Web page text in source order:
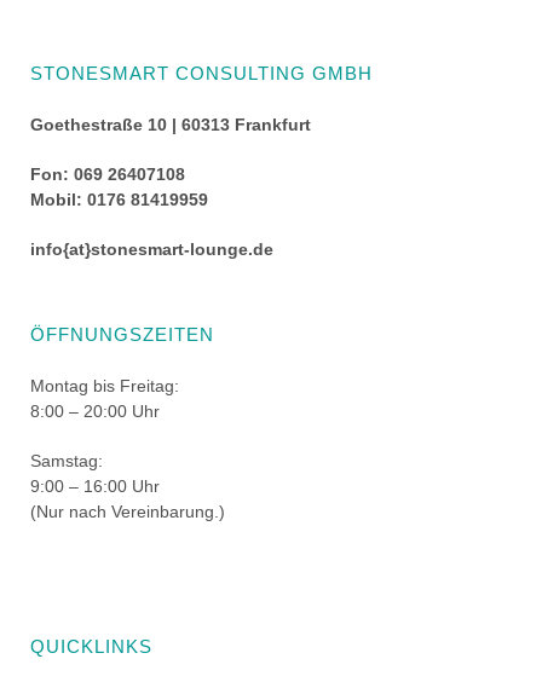
STONESMART CONSULTING GMBH
Goethestraße 10 | 60313 Frankfurt
Fon: 069 26407108
Mobil: 0176 81419959
info{at}stonesmart-lounge.de
ÖFFNUNGSZEITEN
Montag bis Freitag:
8:00 – 20:00 Uhr
Samstag:
9:00 – 16:00 Uhr
(Nur nach Vereinbarung.)
QUICKLINKS